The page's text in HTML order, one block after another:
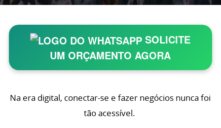
SOLICITE
UM ORÇAMENTO AGORA
Na era digital, conectar-se e fazer negócios nunca foi
tão acessível.